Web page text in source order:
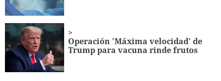
Operación 'Máxima velocidad' de
Trump para vacuna rinde frutos